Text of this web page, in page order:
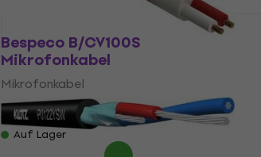
Bespeco B/CV100S
Mikrofonkabel
Mikrofonkabel
4,7/5
1,69 €
Auf Lager